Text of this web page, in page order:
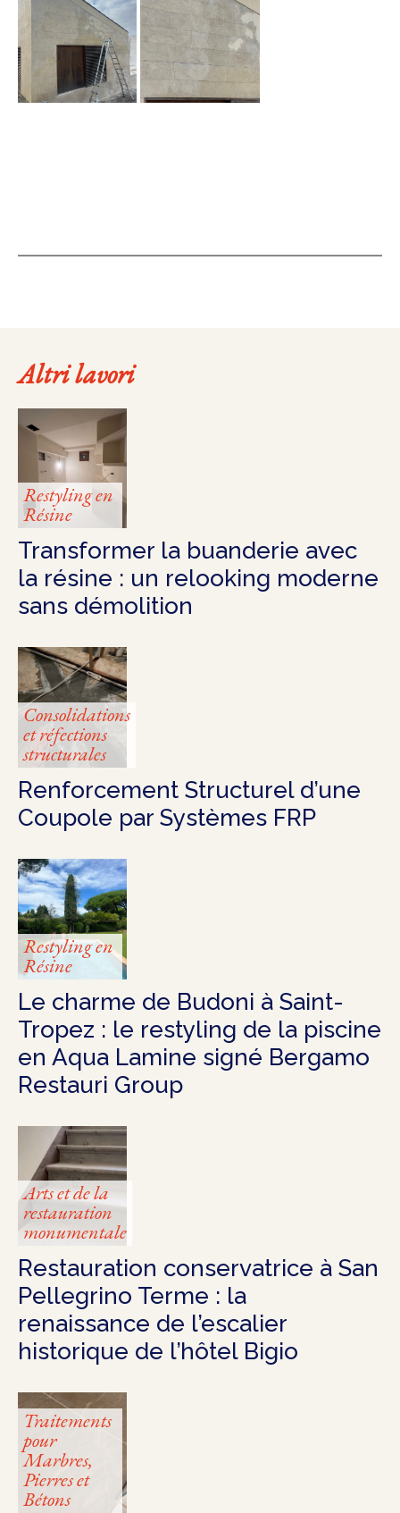
Altri lavori
Restyling en
Résine
Transformer la buanderie avec
la résine : un relooking moderne
sans démolition
Consolidations
et réfections
structurales
Renforcement Structurel d’une
Coupole par Systèmes FRP
Restyling en
Résine
Le charme de Budoni à Saint-
Tropez : le restyling de la piscine
en Aqua Lamine signé Bergamo
Restauri Group
Arts et de la
restauration
monumentale
Restauration conservatrice à San
Pellegrino Terme : la
renaissance de l’escalier
historique de l’hôtel Bigio
Traitements
pour
Marbres,
Pierres et
Bétons